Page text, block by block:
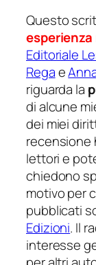
Questo
Editoriale
Regae
riguarda la
di alcune
dei miei
recensione
lettori e
chiedono
motivo per
pubblicati
Edizioni. Il
interesse